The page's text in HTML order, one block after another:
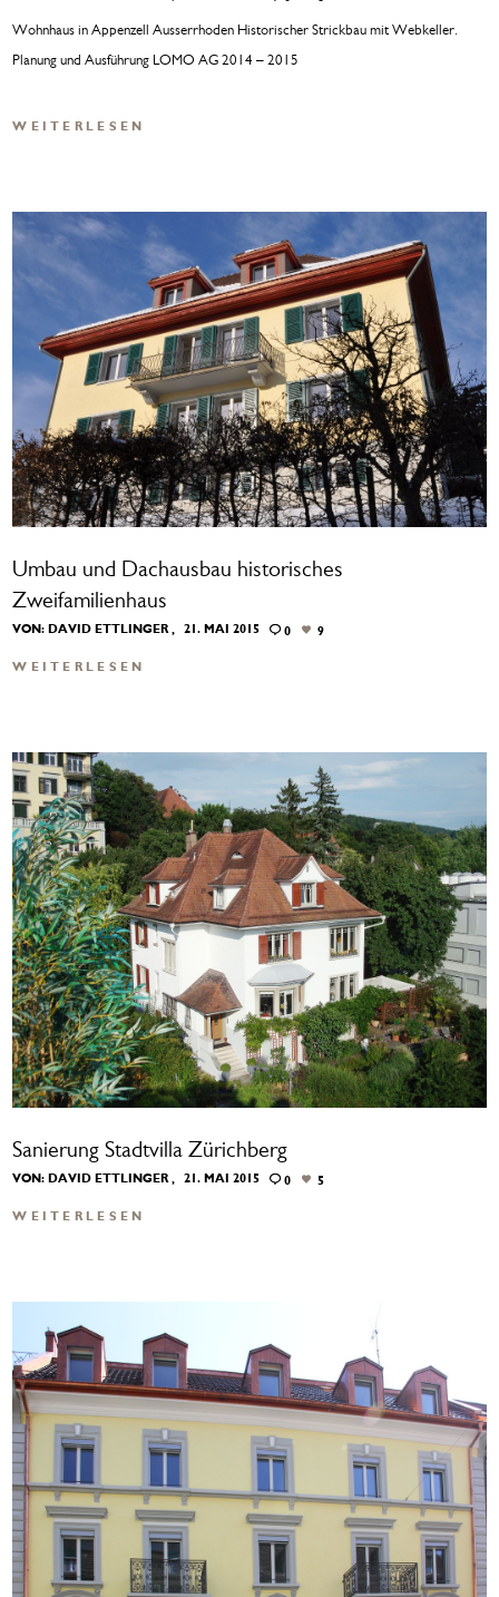
Wohnhaus in Appenzell Ausserrhoden Historischer Strickbau mit Webkeller.
Planung und Ausführung LOMO AG 2014 – 2015
WEITERLESEN
Umbau und Dachausbau historisches
Zweifamilienhaus
VON: DAVID ETTLINGER 21. MAI 2015 0 9
WEITERLESEN
Sanierung Stadtvilla Zürichberg
VON: DAVID ETTLINGER 21. MAI 2015 0 5
WEITERLESEN